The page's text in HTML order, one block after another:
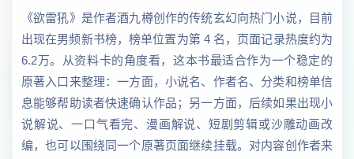
《欲雷犼》是作者酒九樽创作的传统玄幻向热门小说，目前
出现在男频新书榜，榜单位置为第 4 名，页面记录热度约为
6.2万。从资料卡的角度看，这本书最适合作为一个稳定的
原著入口来整理：一方面，小说名、作者名、分类和榜单信
息能够帮助读者快速确认作品；另一方面，后续如果出现小
说解说、一口气看完、漫画解说、短剧剪辑或沙雕动画改
编，也可以围绕同一个原著页面继续挂载。对内容创作者来